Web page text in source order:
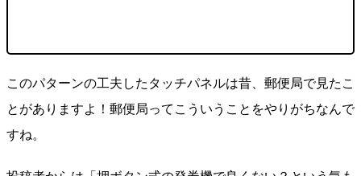
このパターンの工夫したタッチパネルは昔、郵便局で見たこ
とがありますよ！郵便局ってこういうことをやりがちなんで
すね。